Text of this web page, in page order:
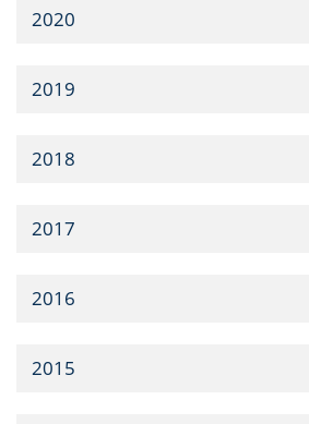
2020
2019
2018
2017
2016
2015